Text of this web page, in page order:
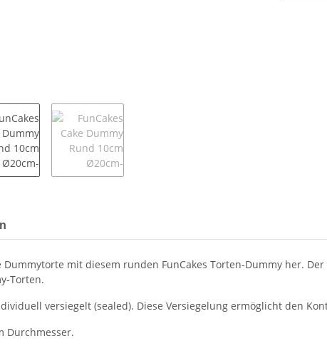
mit diesem runden FunCakes Torten-Dummy her.
Torten.
versiegelt (sealed). Diese Versiegelung ermöglicht den
Durchmesser.